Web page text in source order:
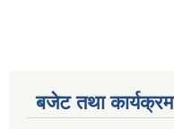
बजेट तथा कार्यक्रम